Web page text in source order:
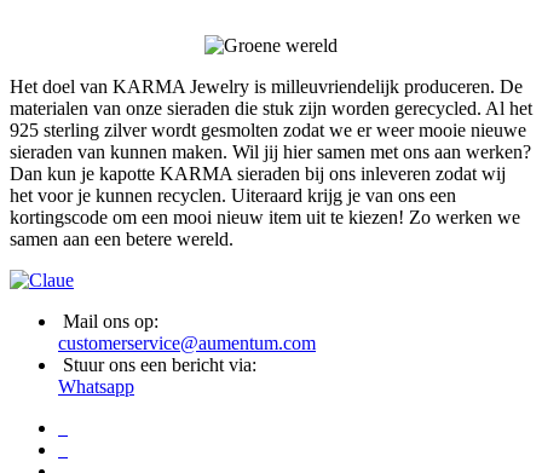
Het doel van KARMA Jewelry is milleuvriendelijk produceren. De
materialen van onze sieraden die stuk zijn worden gerecycled. Al het
925 sterling zilver wordt gesmolten zodat we er weer mooie nieuwe
sieraden van kunnen maken. Wil jij hier samen met ons aan werken?
Dan kun je kapotte KARMA sieraden bij ons inleveren zodat wij
het voor je kunnen recyclen. Uiteraard krijg je van ons een
kortingscode om een mooi nieuw item uit te kiezen! Zo werken we
samen aan een betere wereld.
Mail ons op:
customerservice@aumentum.com
Stuur ons een bericht via:
Whatsapp